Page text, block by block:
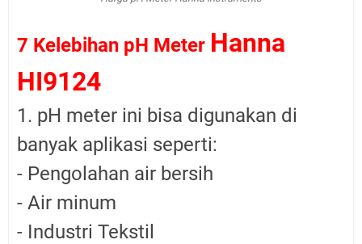
7 Kelebihan pH Meter Hanna
HI9124
1. pH meter ini bisa digunakan di
banyak aplikasi seperti:
- Pengolahan air bersih
- Air minum
- Industri Tekstil